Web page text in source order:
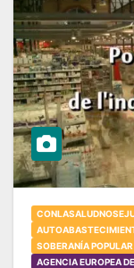
SOBERANÍA POPULAR
AGENCIA EUROPEA